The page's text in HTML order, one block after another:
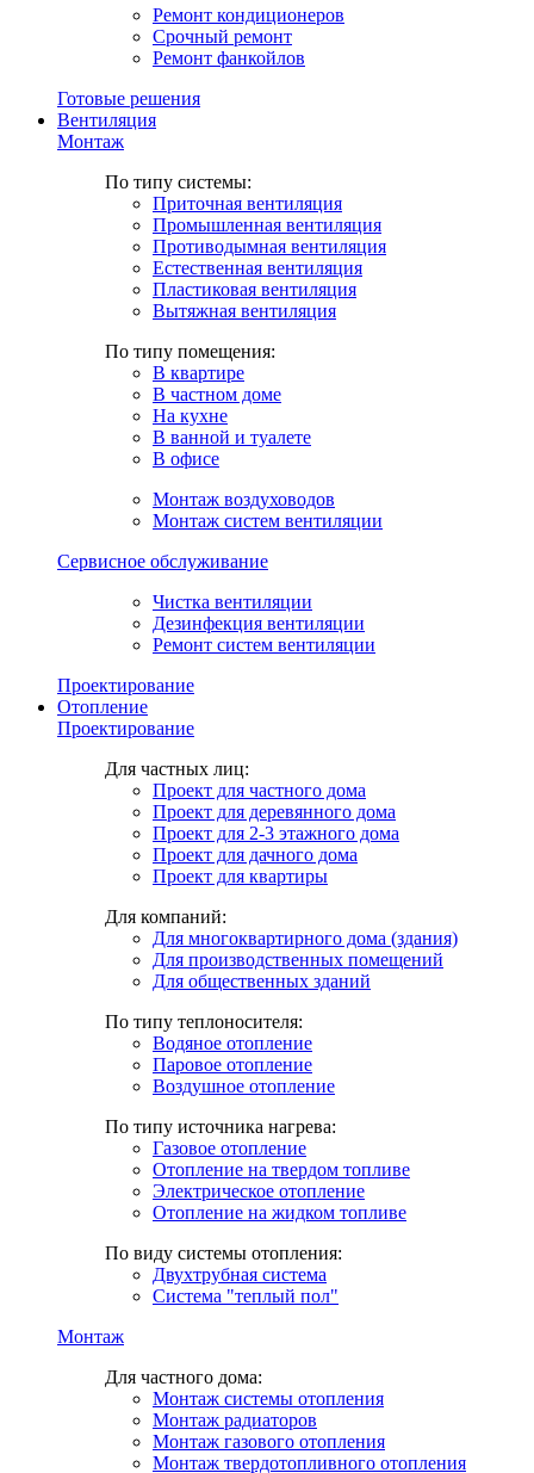
Ремонт кондиционеров
Срочный ремонт
Ремонт фанкойлов
Готовые решения
Вентиляция
Монтаж
По типу системы:
Приточная вентиляция
Промышленная вентиляция
Противодымная вентиляция
Естественная вентиляция
Пластиковая вентиляция
Вытяжная вентиляция
По типу помещения:
В квартире
В частном доме
На кухне
В ванной и туалете
В офисе
Монтаж воздуховодов
Монтаж систем вентиляции
Сервисное обслуживание
Чистка вентиляции
Дезинфекция вентиляции
Ремонт систем вентиляции
Проектирование
Отопление
Проектирование
Для частных лиц:
Проект для частного дома
Проект для деревянного дома
Проект для 2-3 этажного дома
Проект для дачного дома
Проект для квартиры
Для компаний:
Для многоквартирного дома (здания)
Для производственных помещений
Для общественных зданий
По типу теплоносителя:
Водяное отопление
Паровое отопление
Воздушное отопление
По типу источника нагрева:
Газовое отопление
Отопление на твердом топливе
Электрическое отопление
Отопление на жидком топливе
По виду системы отопления:
Двухтрубная система
Система "теплый пол"
Монтаж
Для частного дома:
Монтаж системы отопления
Монтаж радиаторов
Монтаж газового отопления
Монтаж твердотопливного отопления